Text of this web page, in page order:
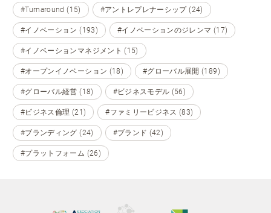
#Turnaround (15) #アントレプレナーシップ (24)
#イノベーション (193) #イノベーションのジレンマ (17)
#イノベーションマネジメント (15)
#オープンイノベーション (18) #グローバル展開 (189)
#グローバル経営 (18) #ビジネスモデル (56)
#ビジネス倫理 (21) #ファミリービジネス (83)
#ブランディング (24) #ブランド (42)
#プラットフォーム (26)